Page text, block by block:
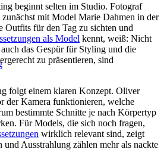
beginnt selten im Studio. Fotograf
mit Model Marie Dahmen in der
Outfits für den Tag zu sichten und
als Model kennt, weiß: Nicht
das Gespür für Styling und die
zu präsentieren, sind
folgt einem klaren Konzept. Oliver
der Kamera funktionieren, welche
bestimmte Schnitte je nach Körpertyp
Für Models, die sich noch fragen,
wirklich relevant sind, zeigt
und Ausstrahlung zählen mehr als nackte